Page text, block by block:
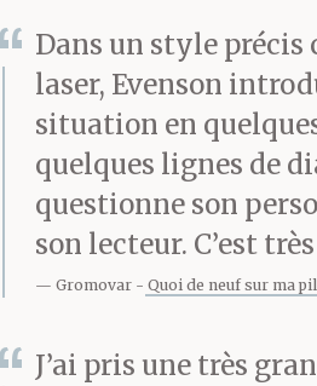
Dans un style précis
laser, Evenson
situation en
quelques lignes de
questionne son
son lecteur. C’est
Gromovar Quoi de neuf sur ma
J’ai pris une très